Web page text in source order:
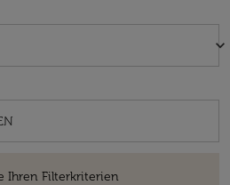
keyboard_arrow_down
Ihren Filterkriterien